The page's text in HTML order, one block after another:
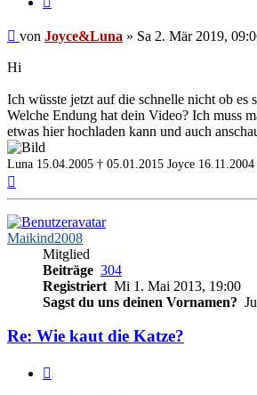
Beitrag
von Joyce&Luna » Sa 2. Mär 2019,
Hi
Ich wüsste jetzt auf die schnelle nicht ob es
Welche Endung hat dein Video? Ich muss
etwas hier hochladen kann und auch
Luna 15.04.2005 † 05.01.2015 Joyce
Maikind2008
Mitglied
Beiträge 304
Registriert Mi 1. Mai 2013, 19:00
Sagst du uns deinen Vornamen?
Re: Wie kaut die Katze?